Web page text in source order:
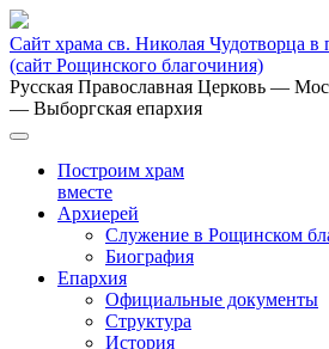
Сайт храма св. Николая Чудотворца в
(сайт Рощинского благочиния)
Русская Православная Церковь —
— Выборгская епархия
Построим храм
вместе
Архиерей
Служение в Рощинском
Биография
Епархия
Официальные документы
Структура
История